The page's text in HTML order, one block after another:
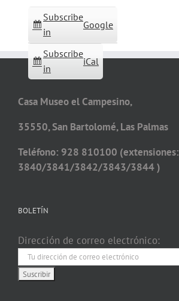
Subscribe
in
Google
Subscribe
in
iCal
Casa Museo el Campesino,
35550, San Bartolomé, Las Palmas
Teléfono: 928 810100 (extensiones:
3840/3841/3842/3843/3844 )
BOLETÍN
Dirección de correo electrónico: